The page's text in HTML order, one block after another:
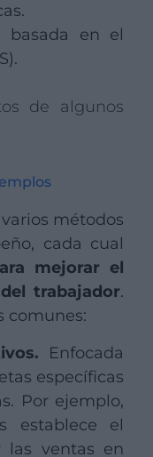
basada en el
de algunos
métodos
cada cual
mejorar el
trabajador.
comunes:
Enfocada
específicas
Por ejemplo,
establece el
las ventas en